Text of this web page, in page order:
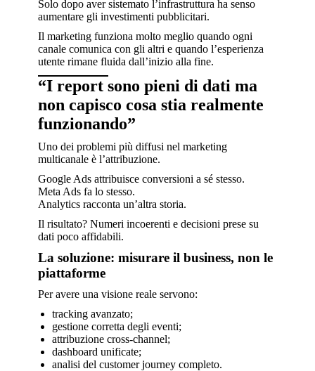
Solo dopo aver sistemato l’infrastruttura ha senso
aumentare gli investimenti pubblicitari.
Il marketing funziona molto meglio quando ogni
canale comunica con gli altri e quando l’esperienza
utente rimane fluida dall’inizio alla fine.
“I report sono pieni di dati ma
non capisco cosa stia realmente
funzionando”
Uno dei problemi più diffusi nel marketing
multicanale è l’attribuzione.
Google Ads attribuisce conversioni a sé stesso.
Meta Ads fa lo stesso.
Analytics racconta un’altra storia.
Il risultato? Numeri incoerenti e decisioni prese su
dati poco affidabili.
La soluzione: misurare il business, non le
piattaforme
Per avere una visione reale servono:
tracking avanzato;
gestione corretta degli eventi;
attribuzione cross-channel;
dashboard unificate;
analisi del customer journey completo.